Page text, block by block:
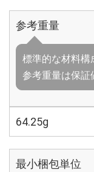
参考重量
標準的な材料構
参考重量は保証
64.25g
最小梱包単位